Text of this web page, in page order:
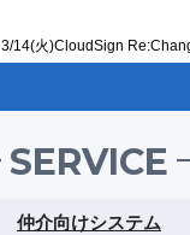
3/14(火)CloudSign
SERVICE
仲介向けシステム